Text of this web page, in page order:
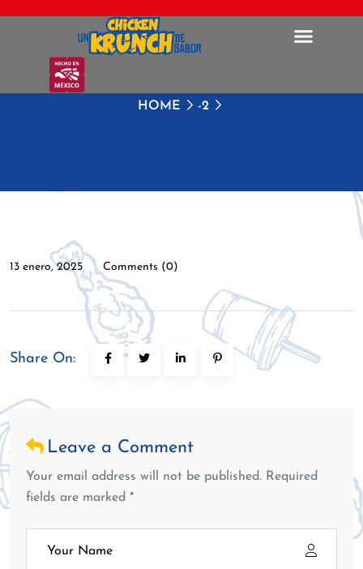
HOME -2
13 enero, 2025 Comments (0)
Share On:
Leave a Comment
Your email address will not be published. Required
fields are marked *